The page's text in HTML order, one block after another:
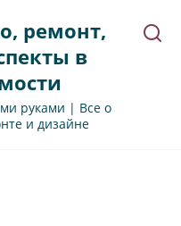
ремонт,
в
руками | Все о
и дизайне